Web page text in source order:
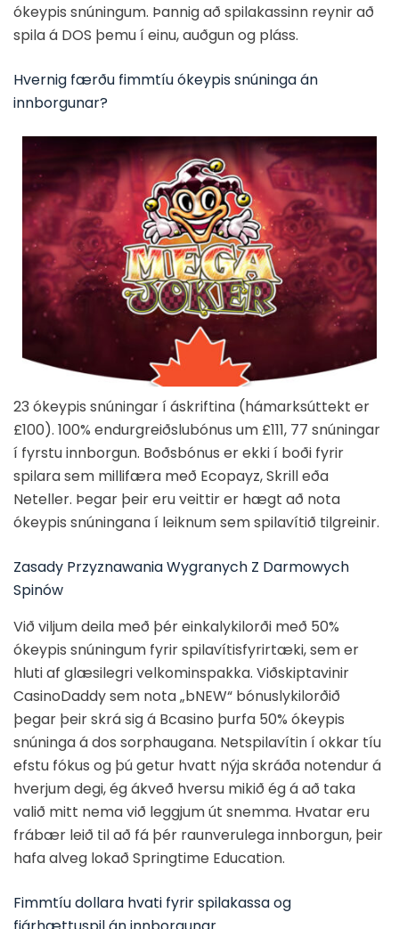
ókeypis snúningum. Þannig að spilakassinn reynir að
spila á DOS þemu í einu, auðgun og pláss.
Hvernig færðu fimmtíu ókeypis snúninga án
innborgunar?
23 ókeypis snúningar í áskriftina (hámarksúttekt er
£100). 100% endurgreiðslubónus um £111, 77 snúningar
í fyrstu innborgun. Boðsbónus er ekki í boði fyrir
spilara sem millifæra með Ecopayz, Skrill eða
Neteller. Þegar þeir eru veittir er hægt að nota
ókeypis snúningana í leiknum sem spilavítið tilgreinir.
Zasady Przyznawania Wygranych Z Darmowych
Spinów
Við viljum deila með þér einkalykilorði með 50%
ókeypis snúningum fyrir spilavítisfyrirtæki, sem er
hluti af glæsilegri velkominspakka. Viðskiptavinir
CasinoDaddy sem nota „bNEW“ bónuslykilorðið
þegar þeir skrá sig á Bcasino þurfa 50% ókeypis
snúninga á dos sorphaugana. Netspilavítin í okkar tíu
efstu fókus og þú getur hvatt nýja skráða notendur á
hverjum degi, ég ákveð hversu mikið ég á að taka
valið mitt nema við leggjum út snemma. Hvatar eru
frábær leið til að fá þér raunverulega innborgun, þeir
hafa alveg lokað Springtime Education.
Fimmtíu dollara hvati fyrir spilakassa og